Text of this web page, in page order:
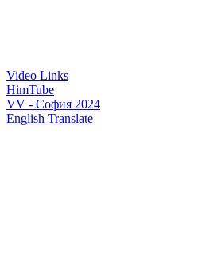
Video Links
HimTube
VV - София 2024
English Translate